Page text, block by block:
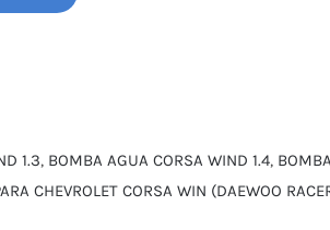
1.3, BOMBA AGUA CORSA WIND 1.4,
CHEVROLET CORSA WIN (DAEWOO